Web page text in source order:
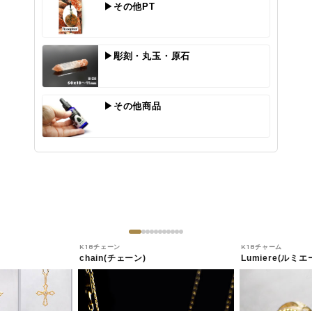
▶その他PT
▶彫刻・丸玉・原石
▶その他商品
K18チェーン
chain(チェーン)
K18チャーム
Lumiere(ルミエ